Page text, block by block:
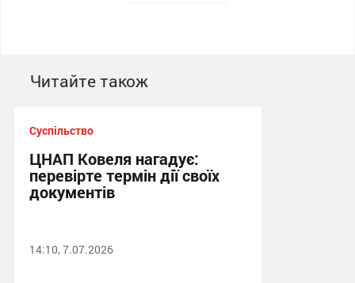
Читайте також
Суспільство
ЦНАП Ковеля нагадує:
перевірте термін дії своїх
документів
14:10, 7.07.2026